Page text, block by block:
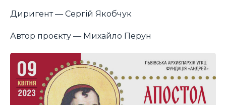
Диригент — Сергій Якобчук
Автор проєкту — Михайло Перун